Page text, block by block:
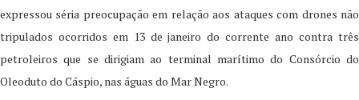
expressоu séria preocupação em relação aos ataques com drones não
tripulados ocorridos em 13 de janeiro do corrente ano contra três
petroleiros que se dirigiam ao terminal marítimo do Consórcio do
Oleoduto do Cáspio, nas águas do Mar Negro.